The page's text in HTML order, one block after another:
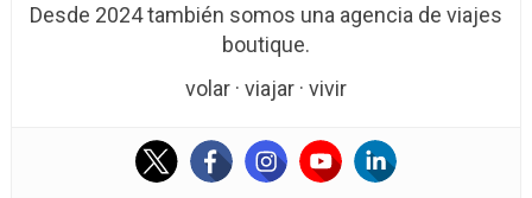
Desde 2024 también somos una agencia de viajes
boutique.
volar · viajar · vivir